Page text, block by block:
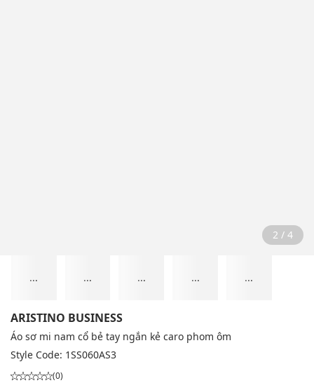
2 / 4
... ... ... ... ...
ARISTINO BUSINESS
Áo sơ mi nam cổ bẻ tay ngắn kẻ caro phom ôm
Style Code: 1SS060AS3
(0)